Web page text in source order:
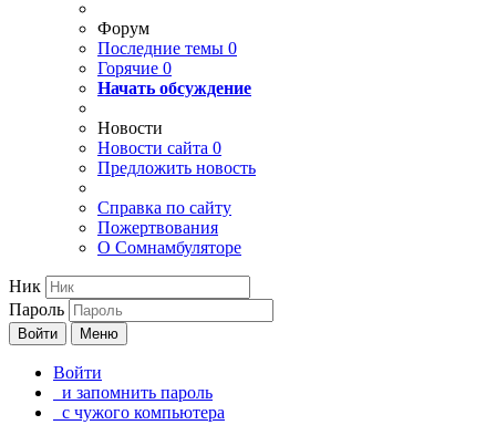
Форум
Последние темы 0
Горячие 0
Начать обсуждение
Новости
Новости сайта 0
Предложить новость
Справка по сайту
Пожертвования
О Сомнамбуляторе
Ник
Пароль
Войти Меню
Войти
и запомнить пароль
с чужого компьютера